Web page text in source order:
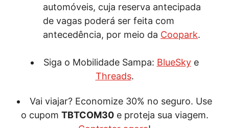
automóveis, cuja reserva antecipada
de vagas poderá ser feita com
antecedência, por meio da Coopark.
Siga o Mobilidade Sampa: BlueSkye
Threads.
Vai viajar? Economize 30% no seguro. Use
o cupom TBTCOM30e proteja sua viagem.